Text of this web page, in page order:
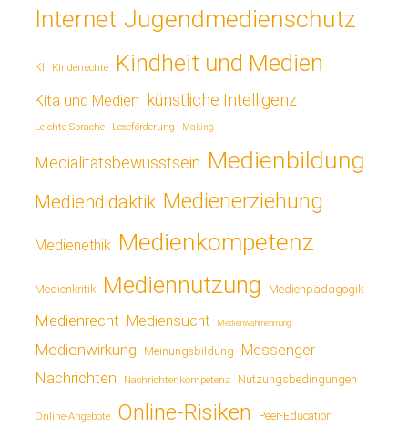
Internet Jugendmedienschutz
KI Kinderrechte Kindheit und Medien
Kita und Medien künstliche Intelligenz
Leichte Sprache Leseförderung Making
Medialitätsbewusstsein Medienbildung
Mediendidaktik Medienerziehung
Medienethik Medienkompetenz
Medienkritik Mediennutzung Medienpädagogik
Medienrecht Mediensucht Medienwahrnehmung
Medienwirkung Meinungsbildung Messenger
Nachrichten Nachrichtenkompetenz Nutzungsbedingungen
Online-Angebote Online-Risiken Peer-Education